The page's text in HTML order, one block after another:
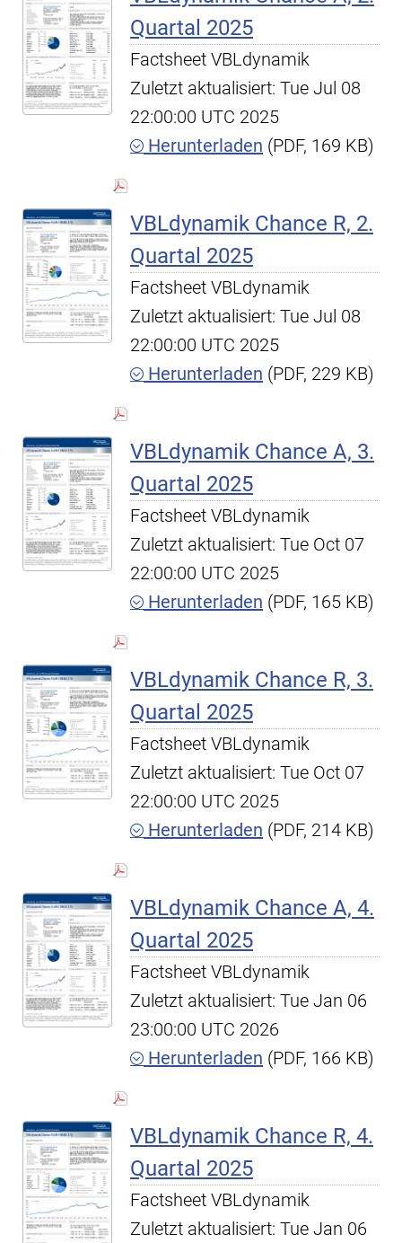
Quartal 2025
Factsheet VBLdynamik
Zuletzt aktualisiert: Tue Jul 08
22:00:00 UTC 2025
Herunterladen (PDF, 169 KB)
VBLdynamik Chance R, 2.
Quartal 2025
Factsheet VBLdynamik
Zuletzt aktualisiert: Tue Jul 08
22:00:00 UTC 2025
Herunterladen (PDF, 229 KB)
VBLdynamik Chance A, 3.
Quartal 2025
Factsheet VBLdynamik
Zuletzt aktualisiert: Tue Oct 07
22:00:00 UTC 2025
Herunterladen (PDF, 165 KB)
VBLdynamik Chance R, 3.
Quartal 2025
Factsheet VBLdynamik
Zuletzt aktualisiert: Tue Oct 07
22:00:00 UTC 2025
Herunterladen (PDF, 214 KB)
VBLdynamik Chance A, 4.
Quartal 2025
Factsheet VBLdynamik
Zuletzt aktualisiert: Tue Jan 06
23:00:00 UTC 2026
Herunterladen (PDF, 166 KB)
VBLdynamik Chance R, 4.
Quartal 2025
Factsheet VBLdynamik
Zuletzt aktualisiert: Tue Jan 06